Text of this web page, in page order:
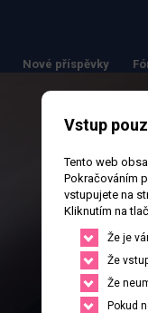
Nové příspěvky
Vstup
Tento web
Pokračováním
vstupujete na
Kliknutím na
Že je
Že
Že
Pokud